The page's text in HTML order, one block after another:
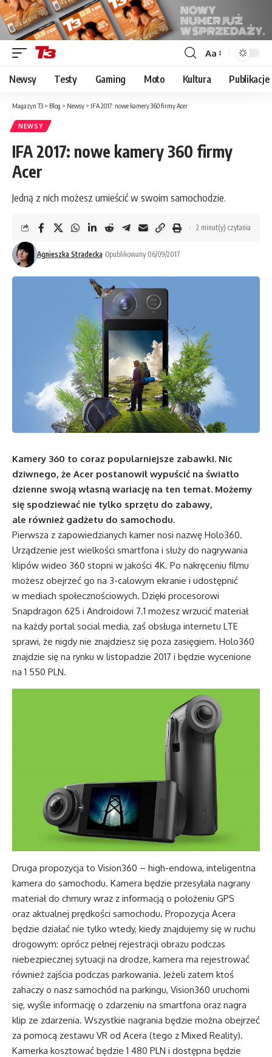
Font
Resizer
Aa
Newsy Testy Gaming Moto Kultura Publikacje
Magazyn T3 > Blog > Newsy > IFA 2017: nowe kamery 360 firmy Acer
NEWSY
IFA 2017: nowe kamery 360 firmy
Acer
Jedną z nich możesz umieścić w swoim samochodzie.
Agnieszka Stradecka Opublikowany 06/09/2017
2 minut(y) czytania
Kamery 360 to coraz popularniejsze zabawki. Nic
dziwnego, że Acer postanowił wypuścić na światło
dzienne swoją własną wariację na ten temat. Możemy
się spodziewać nie tylko sprzętu do zabawy,
ale również gadżetu do samochodu.
Pierwsza z zapowiedzianych kamer nosi nazwę Holo360.
Urządzenie jest wielkości smartfona i służy do nagrywania
klipów wideo 360 stopni w jakości 4K. Po nakręceniu filmu
możesz obejrzeć go na 3-calowym ekranie i udostępnić
w mediach społecznościowych. Dzięki procesorowi
Snapdragon 625 i Androidowi 7.1 możesz wrzucić materiał
na każdy portal social media, zaś obsługa internetu LTE
sprawi, że nigdy nie znajdziesz się poza zasięgiem. Holo360
znajdzie się na rynku w listopadzie 2017 i będzie wycenione
na 1 550 PLN.
Druga propozycja to Vision360 – high-endowa, inteligentna
kamera do samochodu. Kamera będzie przesyłała nagrany
materiał do chmury wraz z informacją o położeniu GPS
oraz aktualnej prędkości samochodu. Propozycja Acera
będzie działać nie tylko wtedy, kiedy znajdujemy się w ruchu
drogowym: oprócz pełnej rejestracji obrazu podczas
niebezpiecznej sytuacji na drodze, kamera ma rejestrować
również zajścia podczas parkowania. Jeżeli zatem ktoś
zahaczy o nasz samochód na parkingu, Vision360 uruchomi
się, wyśle informację o zdarzeniu na smartfona oraz nagra
klip ze zdarzenia. Wszystkie nagrania będzie można obejrzeć
za pomocą zestawu VR od Acera (tego z Mixed Reality).
Kamerka kosztować będzie 1 480 PLN i dostępna będzie